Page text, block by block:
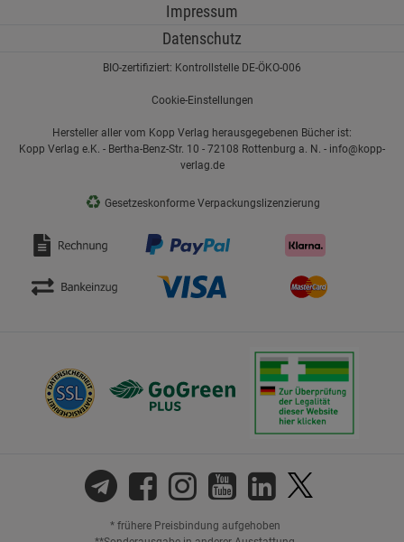
Impressum
Datenschutz
BIO-zertifiziert: Kontrollstelle DE-ÖKO-006
Cookie-Einstellungen
Hersteller aller vom Kopp Verlag herausgegebenen Bücher ist:
Kopp Verlag e.K. - Bertha-Benz-Str. 10 - 72108 Rottenburg a. N. - info@kopp-
verlag.de
♻ Gesetzeskonforme Verpackungslizenzierung
* frühere Preisbindung aufgehoben
Marketing Cookies (3)
Datenschutzerklärung Impressum